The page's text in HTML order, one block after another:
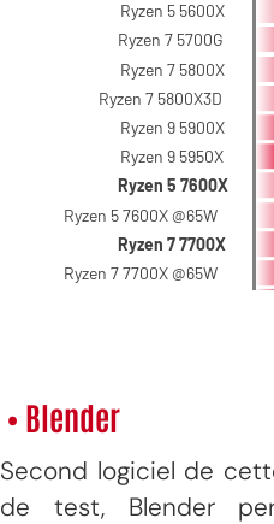
• Blender
Second logiciel de
de test, Blender